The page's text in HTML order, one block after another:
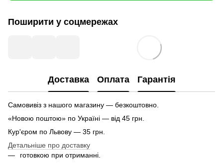
Поширити у соцмережах
Доставка Оплата Гарантія
Самовивіз з нашого магазину — безкоштовно.
«Новою поштою» по Україні — від 45 грн.
Кур'єром по Львову — 35 грн.
Детальніше про доставку
готовкою при отриманні.